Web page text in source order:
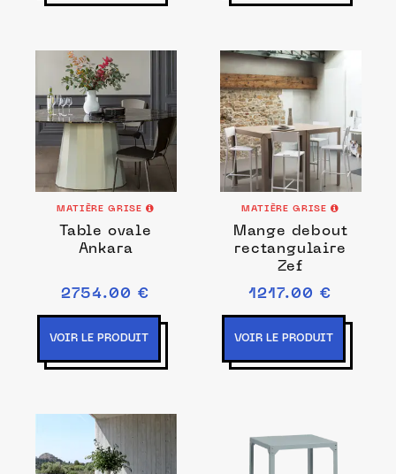
MATIÈRE GRISE
Table ovale
Ankara
2754.00 €
VOIR LE PRODUIT
MATIÈRE GRISE
Mange debout
rectangulaire
Zef
1217.00 €
VOIR LE PRODUIT